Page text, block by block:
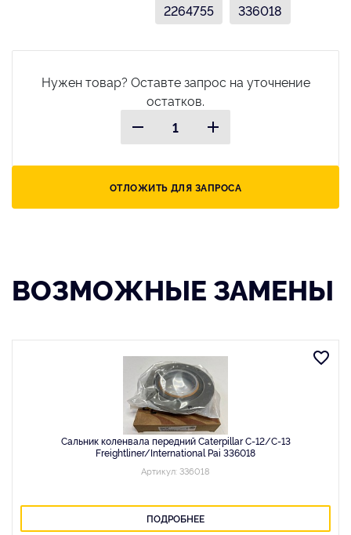
2264755
336018
Нужен товар? Оставте запрос на уточнение
остатков.
ОТЛОЖИТЬ ДЛЯ ЗАПРОСА
ВОЗМОЖНЫЕ ЗАМЕНЫ
Сальник коленвала передний Caterpillar C-12/C-13
Freightliner/International Pai 336018
Артикул: 336018
ПОДРОБНЕЕ